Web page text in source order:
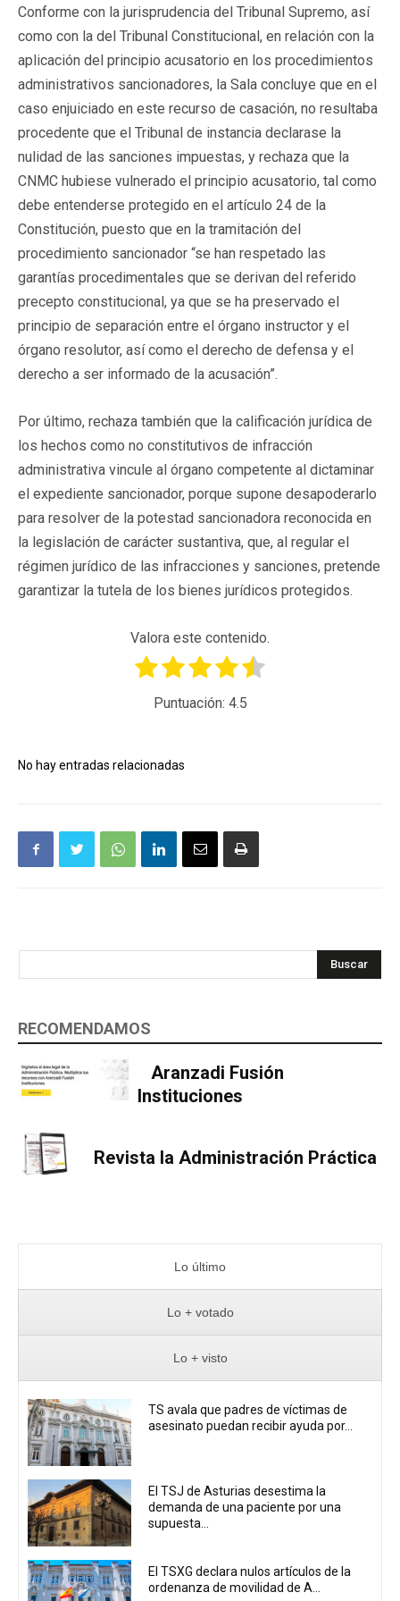
Conforme con la jurisprudencia del Tribunal Supremo, así
como con la del Tribunal Constitucional, en relación con la
aplicación del principio acusatorio en los procedimientos
administrativos sancionadores, la Sala concluye que en el
caso enjuiciado en este recurso de casación, no resultaba
procedente que el Tribunal de instancia declarase la
nulidad de las sanciones impuestas, y rechaza que la
CNMC hubiese vulnerado el principio acusatorio, tal como
debe entenderse protegido en el artículo 24 de la
Constitución, puesto que en la tramitación del
procedimiento sancionador “se han respetado las
garantías procedimentales que se derivan del referido
precepto constitucional, ya que se ha preservado el
principio de separación entre el órgano instructor y el
órgano resolutor, así como el derecho de defensa y el
derecho a ser informado de la acusación”.
Por último, rechaza también que la calificación jurídica de
los hechos como no constitutivos de infracción
administrativa vincule al órgano competente al dictaminar
el expediente sancionador, porque supone desapoderarlo
para resolver de la potestad sancionadora reconocida en
la legislación de carácter sustantiva, que, al regular el
régimen jurídico de las infracciones y sanciones, pretende
garantizar la tutela de los bienes jurídicos protegidos.
Valora este contenido.
Puntuación: 4.5
No hay entradas relacionadas
Buscar
RECOMENDAMOS
Aranzadi Fusión
Instituciones
Revista la Administración Práctica
Lo último
Lo + votado
Lo + visto
TS avala que padres de víctimas de
asesinato puedan recibir ayuda por...
El TSJ de Asturias desestima la
demanda de una paciente por una
supuesta...
El TSXG declara nulos artículos de la
ordenanza de movilidad de A...